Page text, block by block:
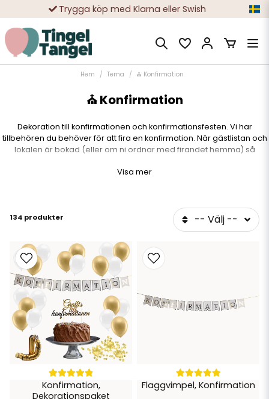
10 000-tals nöjda kunder
Hem Tema ⛪ Konfirmation
⛪ Konfirmation
Dekoration till konfirmationen och konfirmationsfesten. Vi har
tillbehören du behöver för att fira en konfirmation. När gästlistan och
lokalen är bokad (eller om ni ordnar med firandet hemma) så
konfirmationsfirande. Vi har tagit fram ett färdigt kit där du får med
Visa mer
134 produkter -- Välj --
Konfirmation,
Dekorationspaket
Flaggvimpel, Konfirmation